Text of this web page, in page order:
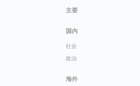
主要
国内
社会
政治
海外